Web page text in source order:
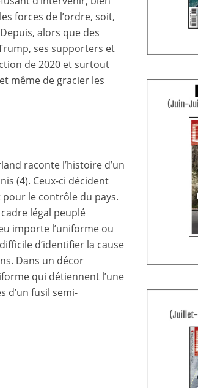
forces de l’ordre, soit,
alors que des
ses supporters et
de 2020 et surtout
même de gracier les
raconte l’histoire d’un
(4). Ceux-ci décident
pour le contrôle du pays.
légal peuplé
importe l’uniforme ou
d’identifier la cause
Dans un décor
qui détiennent l’une
d’un fusil semi-